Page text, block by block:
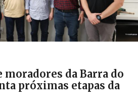
da Barra do
próximas etapas da